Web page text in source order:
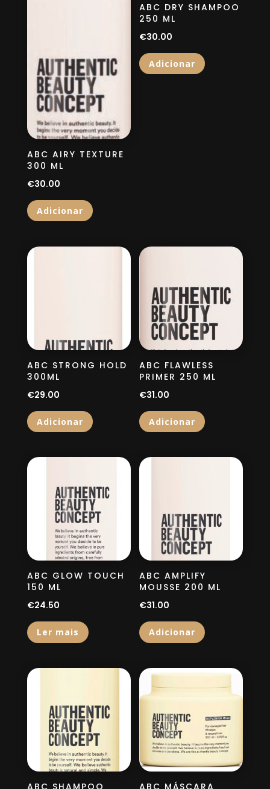
ABC AIRY TEXTURE
300 ML
€30.00
Adicionar
ABC DRY SHAMPOO
250 ML
€30.00
Adicionar
ABC STRONG HOLD
300ML
€29.00
Adicionar
ABC FLAWLESS
PRIMER 250 ML
€31.00
Adicionar
ABC GLOW TOUCH
150 ML
€24.50
Ler mais
ABC AMPLIFY
MOUSSE 200 ML
€31.00
Adicionar
ABC SHAMPOO ABC MÁSCARA